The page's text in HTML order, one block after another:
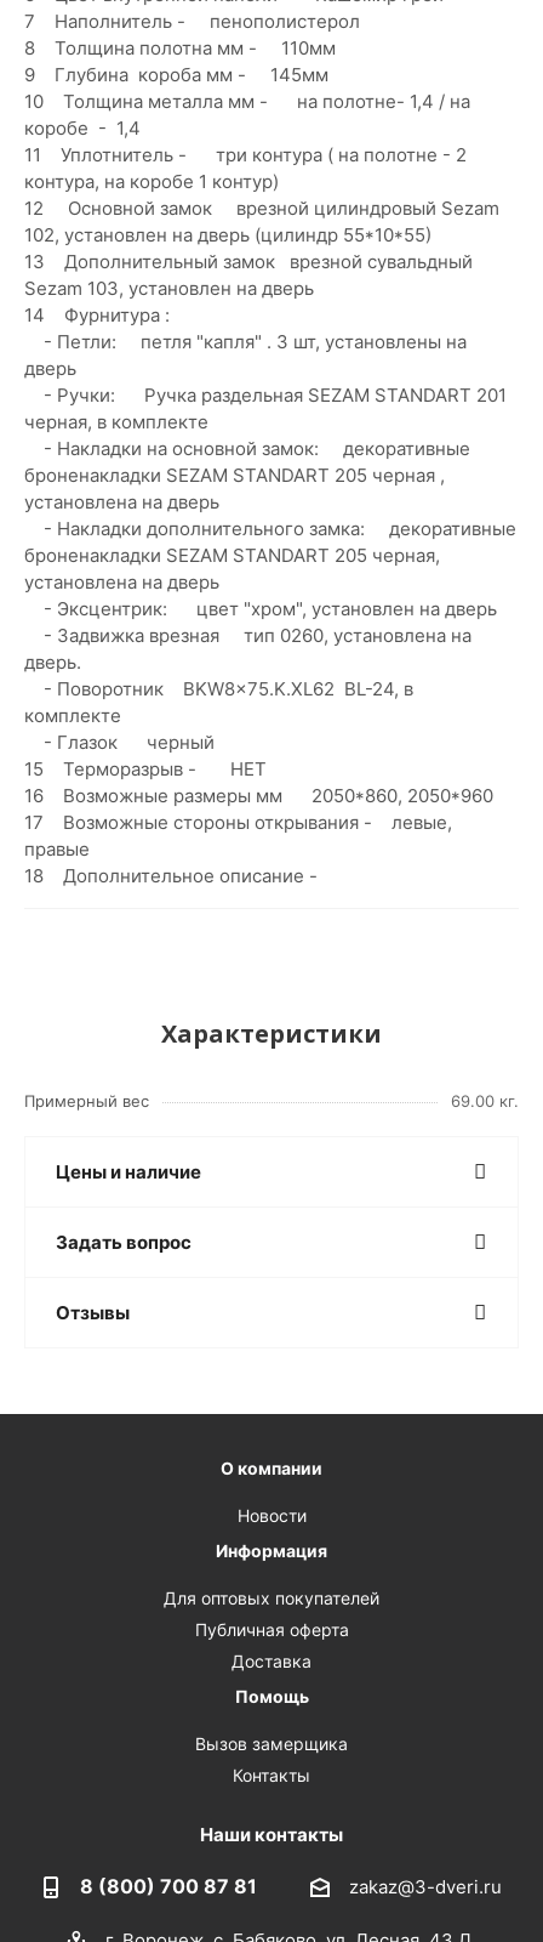
7 Наполнитель - пенополистерол
8 Толщина полотна мм - 110мм
9 Глубина короба мм - 145мм
10 Толщина металла мм - на полотне- 1,4 / на
коробе - 1,4
11 Уплотнитель - три контура ( на полотне - 2
контура, на коробе 1 контур)
12 Основной замок врезной цилиндровый Sezam
102, установлен на дверь (цилиндр 55*10*55)
13 Дополнительный замок врезной сувальдный
Sezam 103, установлен на дверь
14 Фурнитура :
- Петли: петля "капля" . 3 шт, установлены на
дверь
- Ручки: Ручка раздельная SEZAM STANDART 201
черная, в комплекте
- Накладки на основной замок: декоративные
броненакладки SEZAM STANDART 205 черная ,
установлена на дверь
- Накладки дополнительного замка: декоративные
броненакладки SEZAM STANDART 205 черная,
установлена на дверь
- Эксцентрик: цвет "хром", установлен на дверь
- Задвижка врезная тип 0260, установлена на
дверь.
- Поворотник BKW8x75.K.XL62 BL-24, в
комплекте
- Глазок черный
15 Терморазрыв - НЕТ
16 Возможные размеры мм 2050*860, 2050*960
17 Возможные стороны открывания - левые,
правые
18 Дополнительное описание -
Характеристики
Примерный вес 69.00 кг.
Цены и наличие
Задать вопрос
Отзывы
О компании
Новости
Информация
Для оптовых покупателей
Публичная оферта
Доставка
Помощь
Вызов замерщика
Контакты
Наши контакты
8 (800) 700 87 81 zakaz@3-dveri.ru